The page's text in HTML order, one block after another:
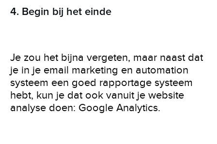
4. Begin bij het einde
Je zou het bijna vergeten, maar naast dat
je in je email marketing en automation
systeem een goed rapportage systeem
hebt, kun je dat ook vanuit je website
analyse doen: Google Analytics.